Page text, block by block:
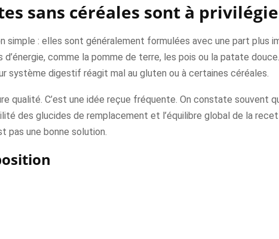
sans céréales sont à
simple : elles sont généralement formulées avec une part plus
comme la pomme de terre, les pois ou la patate
système digestif réagit mal au gluten ou à certaines céréales.
C’est une idée reçue fréquente. On constate souvent
des glucides de remplacement et l’équilibre global de la
pas une bonne solution.